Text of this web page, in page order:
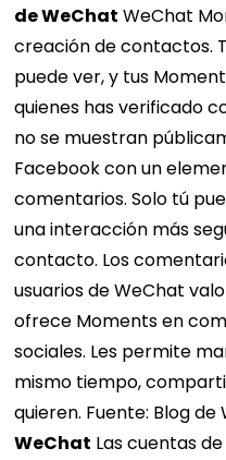
de WeChat WeChat
creación de contactos.
puede ver, y tus
quienes has verificado
no se muestran
Facebook con un
comentarios. Solo tú
una interacción más
contacto. Los
usuarios de WeChat
ofrece Moments en
sociales. Les permite
mismo tiempo,
quieren. Fuente: Blog de
WeChat Las cuentas